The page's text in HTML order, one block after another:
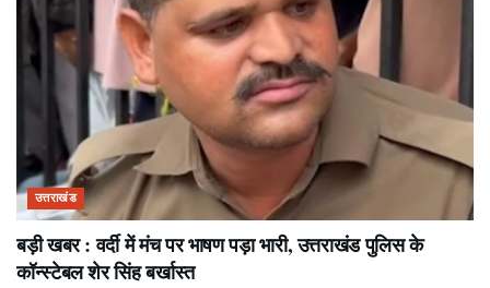
उत्तराखंड
बड़ी खबर : वर्दी में मंच पर भाषण पड़ा भारी, उत्तराखंड पुलिस के
कॉन्स्टेबल शेर सिंह बर्खास्त